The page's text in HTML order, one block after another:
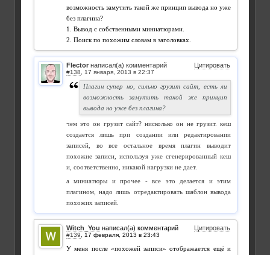
возможность замутить такой же принцип вывода но уже
без плагина?
1. Вывод с собственными миниатюрами.
2. Поиск по похожим словам в заголовках.
Flector написал(а) комментарий Цитировать
#138
Плагин супер но, сильно грузит сайт, есть ли
возможность замутить такой же принцип
вывода но уже без плагина?
чем это он грузит сайт? нисколько он не грузит. кеш
создается лишь при создании или редактировании
записей, во все остальное время плагин выводит
похожие записи, используя уже сгенерированный кеш
и, соответственно, никакой нагрузки не дает.
а миниатюры и прочее - все это делается и этим
плагином, надо лишь отредактировать шаблон вывода
похожих записей.
Witch_You написал(а) комментарий Цитировать
#139
У меня после «похожей записи» отображается ещё и